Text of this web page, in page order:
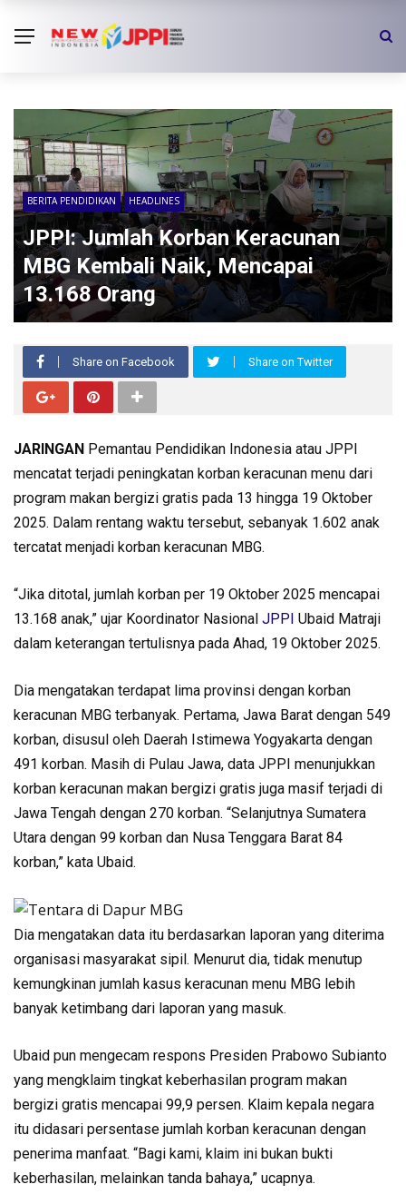
BERITA PENDIDIKAN HEADLINES
JPPI: Jumlah Korban Keracunan
MBG Kembali Naik, Mencapai
13.168 Orang
Share on Facebook Share on Twitter
JARINGAN Pemantau Pendidikan Indonesia atau JPPI
mencatat terjadi peningkatan korban keracunan menu dari
program makan bergizi gratis pada 13 hingga 19 Oktober
2025. Dalam rentang waktu tersebut, sebanyak 1.602 anak
tercatat menjadi korban keracunan MBG.
“Jika ditotal, jumlah korban per 19 Oktober 2025 mencapai
13.168 anak,” ujar Koordinator Nasional JPPI Ubaid Matraji
dalam keterangan tertulisnya pada Ahad, 19 Oktober 2025.
Dia mengatakan terdapat lima provinsi dengan korban
keracunan MBG terbanyak. Pertama, Jawa Barat dengan 549
korban, disusul oleh Daerah Istimewa Yogyakarta dengan
491 korban. Masih di Pulau Jawa, data JPPI menunjukkan
korban keracunan makan bergizi gratis juga masif terjadi di
Jawa Tengah dengan 270 korban. “Selanjutnya Sumatera
Utara dengan 99 korban dan Nusa Tenggara Barat 84
korban,” kata Ubaid.
Dia mengatakan data itu berdasarkan laporan yang diterima
organisasi masyarakat sipil. Menurut dia, tidak menutup
kemungkinan jumlah kasus keracunan menu MBG lebih
banyak ketimbang dari laporan yang masuk.
Ubaid pun mengecam respons Presiden Prabowo Subianto
yang mengklaim tingkat keberhasilan program makan
bergizi gratis mencapai 99,9 persen. Klaim kepala negara
itu didasari persentase jumlah korban keracunan dengan
penerima manfaat. “Bagi kami, klaim ini bukan bukti
keberhasilan, melainkan tanda bahaya,” ucapnya.